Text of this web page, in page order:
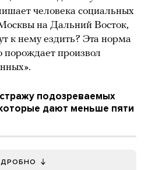
человека социальных
на Дальний Восток,
к нему ездить? Эта норма
порождает произвол
подозреваемых
дают меньше пяти